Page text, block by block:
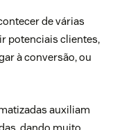
de várias
potenciais clientes,
à conversão, ou
auxiliam